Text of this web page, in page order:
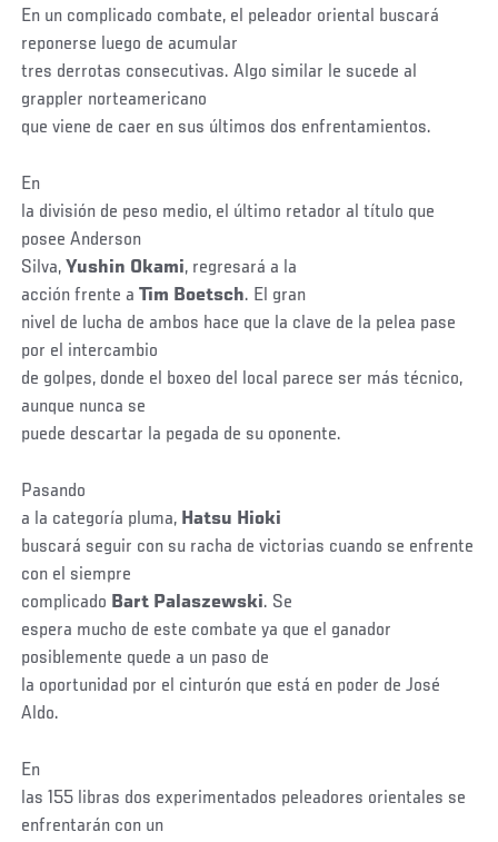
En un complicado combate, el peleador oriental buscará
reponerse luego de acumular
tres derrotas consecutivas. Algo similar le sucede al
grappler norteamericano
que viene de caer en sus últimos dos enfrentamientos.
En
la división de peso medio, el último retador al título que
posee Anderson
Silva, Yushin Okami, regresará a la
acción frente aTim Boetsch. El gran
nivel de lucha de ambos hace que la clave de la pelea pase
por el intercambio
de golpes, donde el boxeo del local parece ser más técnico,
aunque nunca se
puede descartar la pegada de su oponente.
Pasando
a la categoría pluma, Hatsu Hioki
buscará seguir con su racha de victorias cuando se enfrente
con el siempre
complicado Bart Palaszewski. Se
espera mucho de este combate ya que el ganador
posiblemente quede a un paso de
la oportunidad por el cinturón que está en poder de José
Aldo.
En
las 155 libras dos experimentados peleadores orientales se
enfrentarán con un